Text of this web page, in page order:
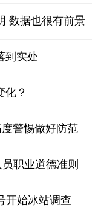
数据也很有前景
到实处
化？
警惕做好防范
职业道德准则
开始冰站调查